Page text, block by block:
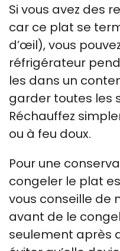
Si vous avez des
car ce plat se
d’œil), vous
réfrigérateur
les dans un
garder toutes les
Réchauffez
ou à feu doux.
Pour une
congeler le plat
vous conseille de
avant de le
seulement après